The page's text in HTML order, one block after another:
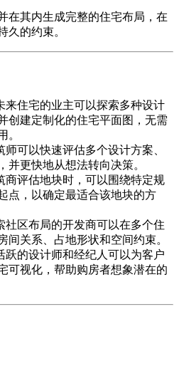
在其内生成完整的住宅布局，在
久的约束。
来住宅的业主可以探索多种设计
创建定制化的住宅平面图，无需
。
师可以快速评估多个设计方案、
并更快地从想法转向决策。
商评估地块时，可以围绕特定规
点，以确定最适合该地块的方
社区布局的开发商可以在多个住
间关系、占地形状和空间约束。
跃的设计师和经纪人可以为客户
可视化，帮助购房者想象潜在的